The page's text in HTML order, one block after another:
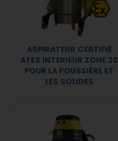
ASPIRATEUR CERTIFIÉ
ATEX INTERIEUR ZONE 20
POUR LA POUSSIÈRE ET
LES SOLIDES